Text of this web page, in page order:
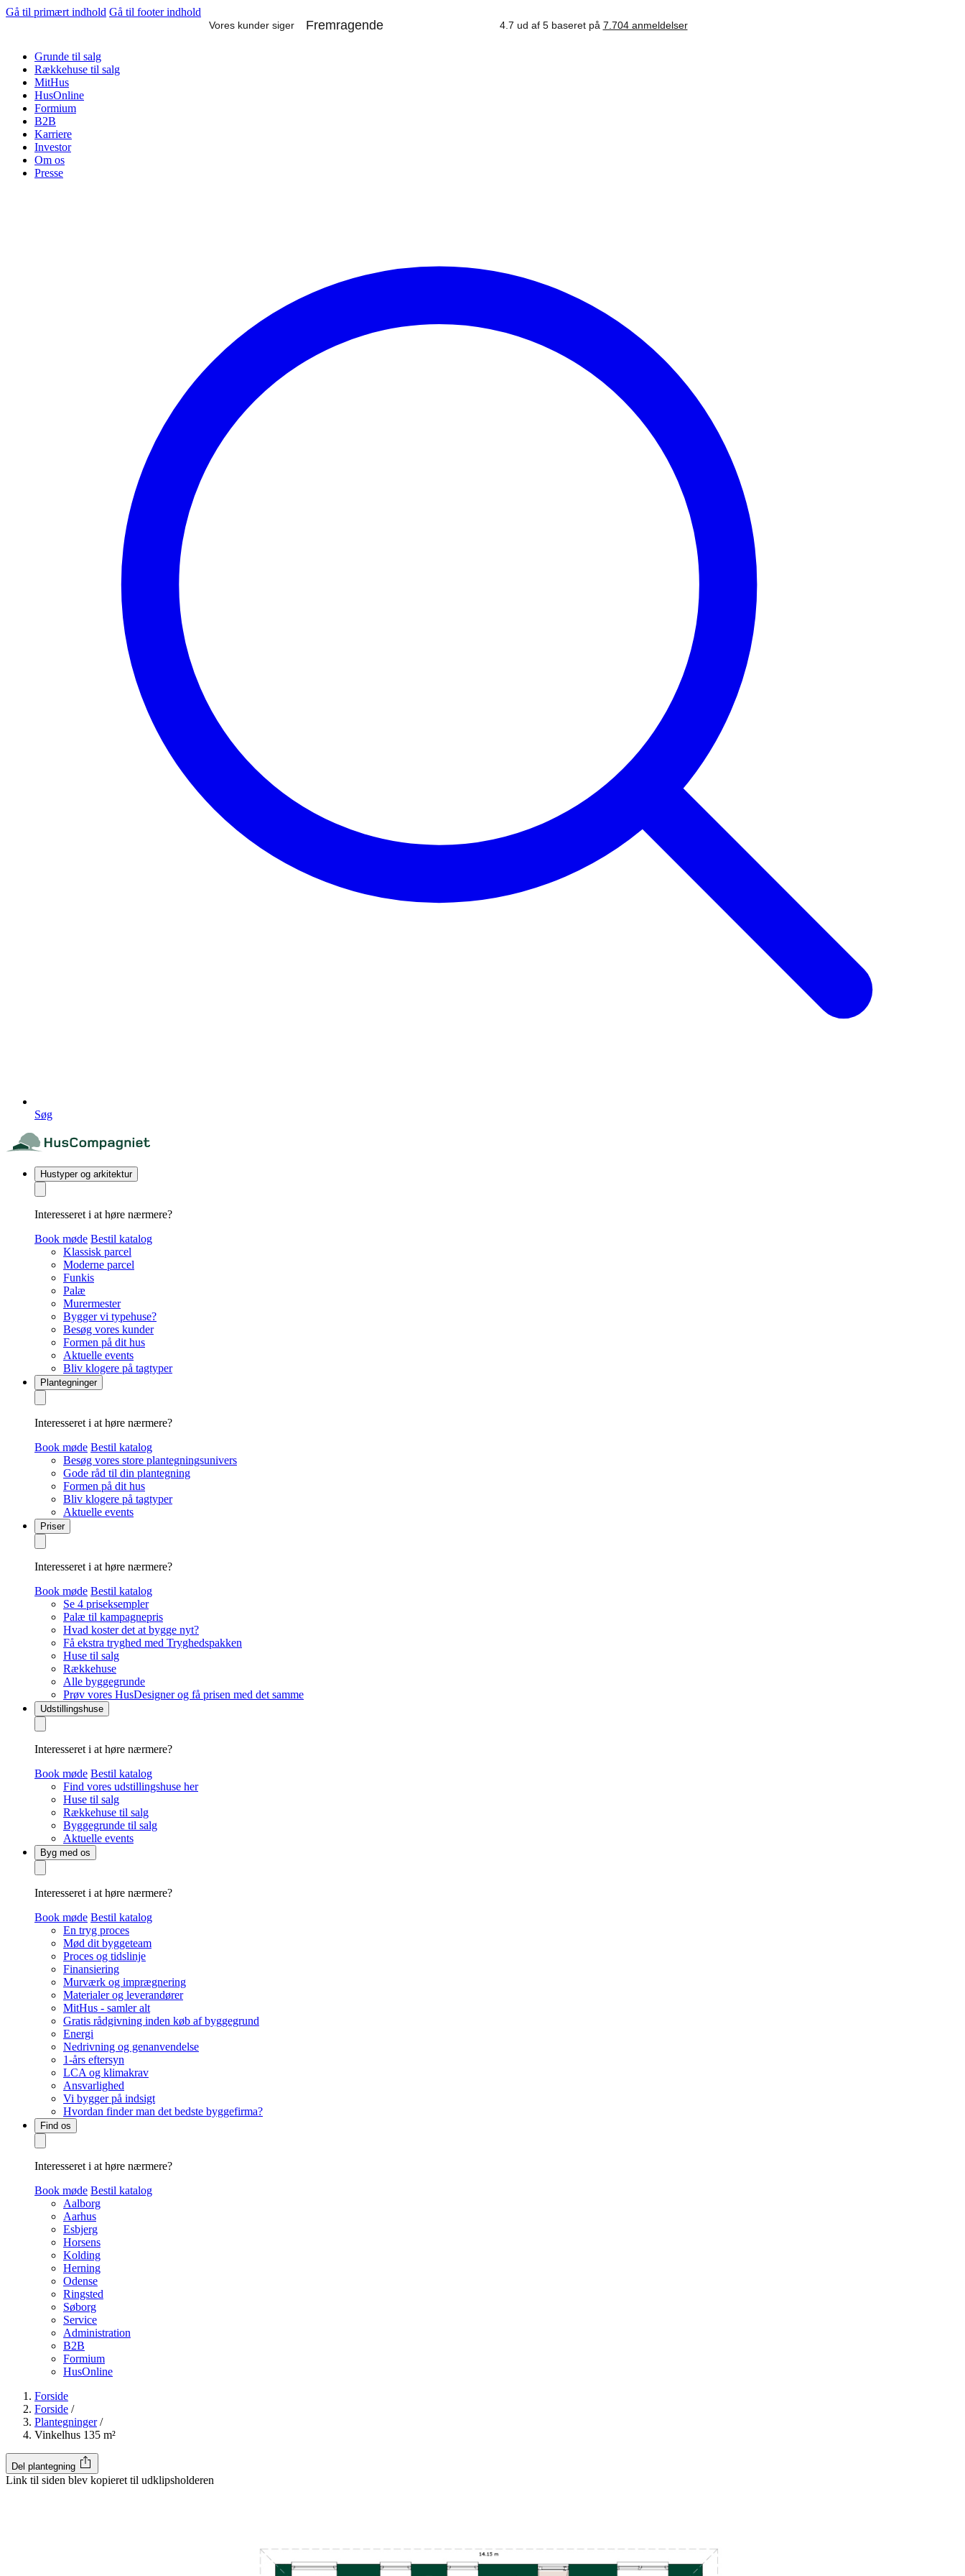
Gå til primært indhold Gå til footer indhold
Grunde til salg
Rækkehuse til salg
MitHus
HusOnline
Formium
B2B
Karriere
Investor
Om os
Presse
Søg
Hustyper og arkitektur
Interesseret i at høre nærmere?
Book møde Bestil katalog
Klassisk parcel
Moderne parcel
Funkis
Palæ
Murermester
Bygger vi typehuse?
Besøg vores kunder
Formen på dit hus
Aktuelle events
Bliv klogere på tagtyper
Plantegninger
Interesseret i at høre nærmere?
Book møde Bestil katalog
Besøg vores store plantegningsunivers
Gode råd til din plantegning
Formen på dit hus
Bliv klogere på tagtyper
Aktuelle events
Priser
Interesseret i at høre nærmere?
Book møde Bestil katalog
Se 4 priseksempler
Palæ til kampagnepris
Hvad koster det at bygge nyt?
Få ekstra tryghed med Tryghedspakken
Huse til salg
Rækkehuse
Alle byggegrunde
Prøv vores HusDesigner og få prisen med det samme
Udstillingshuse
Interesseret i at høre nærmere?
Book møde Bestil katalog
Find vores udstillingshuse her
Huse til salg
Rækkehuse til salg
Byggegrunde til salg
Aktuelle events
Byg med os
Interesseret i at høre nærmere?
Book møde Bestil katalog
En tryg proces
Mød dit byggeteam
Proces og tidslinje
Finansiering
Murværk og imprægnering
Materialer og leverandører
MitHus - samler alt
Gratis rådgivning inden køb af byggegrund
Energi
Nedrivning og genanvendelse
1-års eftersyn
LCA og klimakrav
Ansvarlighed
Vi bygger på indsigt
Hvordan finder man det bedste byggefirma?
Find os
Interesseret i at høre nærmere?
Book møde Bestil katalog
Aalborg
Aarhus
Esbjerg
Horsens
Kolding
Herning
Odense
Ringsted
Søborg
Service
Administration
B2B
Formium
HusOnline
Forside
Forside /
Plantegninger /
Vinkelhus 135 m²
Del plantegning
Link til siden blev kopieret til udklipsholderen